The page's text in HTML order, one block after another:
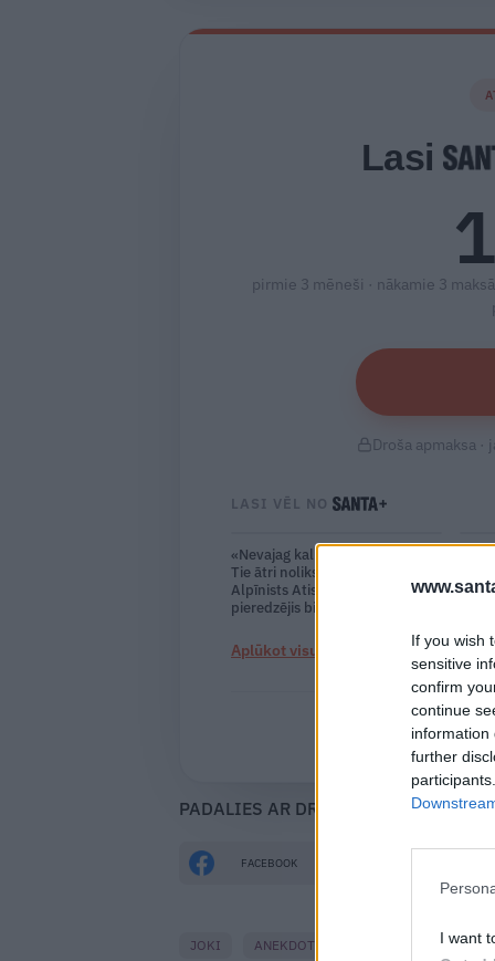
If you wish
sensitive
confirm
continue
information
further
I want
Lasi
pirmie 3 mēneši · nākamie 3
Droša apmaksa ·
LASI VĒL NO
«Nevajag kalnos tēlot varoņus!
Tie ātri noliks pie vietas.»
Alpīnists Atis Plakans, kurš
pieredzējis biedra bojāeju
Aplūkot visus abonēšanas plānus→
Jau esi
PADALIES AR DRAUGIEM
FACEBOOK
JOKI ANEKDOTES